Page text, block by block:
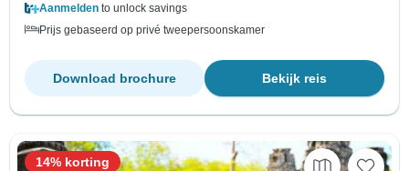
Aanmelden to unlock savings
Prijs gebaseerd op privé tweepersoonskamer
Bekijk reis
Download brochure
14% korting